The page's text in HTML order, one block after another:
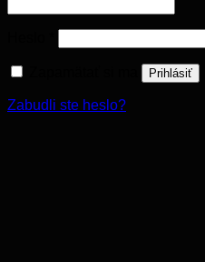
Prihlásiť
Zabudli ste heslo?